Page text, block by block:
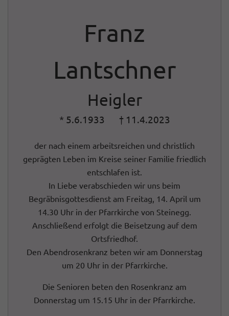
Franz
Lantschner
Heigler
* 5.6.1933 † 11.4.2023
der nach einem arbeitsreichen und christlich
geprägten Leben im Kreise seiner Familie friedlich
entschlafen ist.
In Liebe verabschieden wir uns beim
Begräbnisgottesdienst am Freitag, 14. April um
14.30 Uhr in der Pfarrkirche von Steinegg.
Anschließend erfolgt die Beisetzung auf dem
Ortsfriedhof.
Den Abendrosenkranz beten wir am Donnerstag
um 20 Uhr in der Pfarrkirche.
Die Senioren beten den Rosenkranz am
Donnerstag um 15.15 Uhr in der Pfarrkirche.